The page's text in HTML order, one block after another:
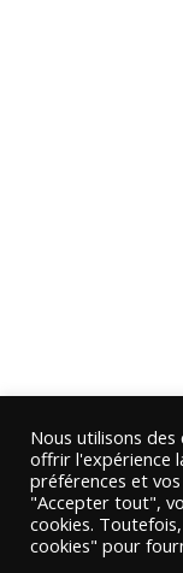
Nous utilisons
offrir l'expérience
préférences et
"Accepter tout",
cookies.
cookies" pour